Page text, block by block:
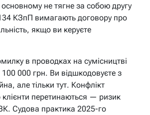
не тягне за собою другу
КЗпП вимагають договору про
якщо ви керуєте
в проводках на сумісництві
000 грн. Ви відшкодовуєте з
але тільки тут. Конфлікт
клієнти перетинаються — ризик
Судова практика 2025-го